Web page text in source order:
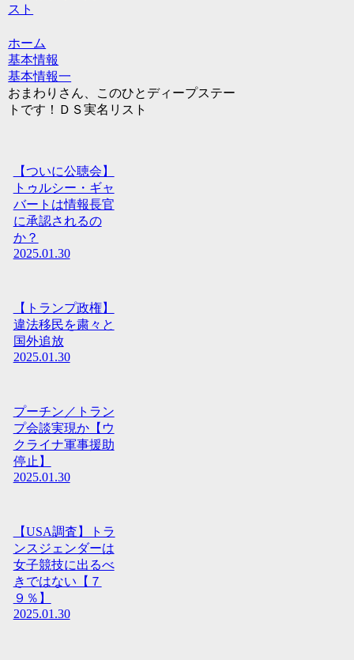
スト
ホーム
基本情報
基本情報一
おまわりさん、このひとディープステー
トです！ＤＳ実名リスト
【ついに公聴会】
トゥルシー・ギャ
バートは情報長官
に承認されるの
か？
2025.01.30
【トランプ政権】
違法移民を粛々と
国外追放
2025.01.30
プーチン／トラン
プ会談実現か【ウ
クライナ軍事援助
停止】
2025.01.30
【USA調査】トラ
ンスジェンダーは
女子競技に出るべ
きではない【７
９％】
2025.01.30